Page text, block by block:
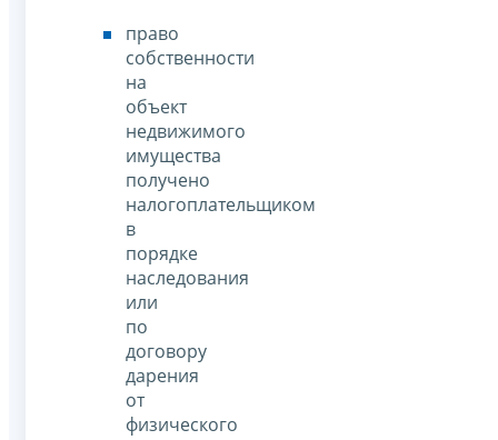
право
собственности
на
объект
недвижимого
имущества
получено
налогоплательщиком
в
порядке
наследования
или
по
договору
дарения
от
физического